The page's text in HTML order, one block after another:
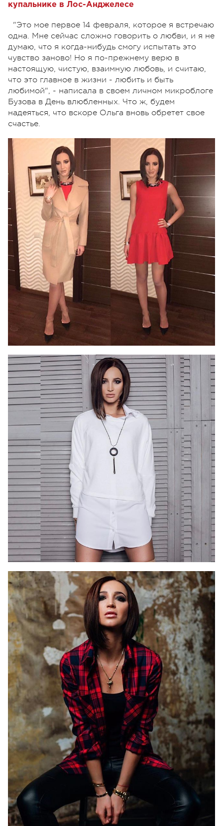
купальнике в Лос-Анджелесе
"Это мое первое 14 февраля, которое я встречаю
одна. Мне сейчас сложно говорить о любви, и я не
думаю, что я когда-нибудь смогу испытать это
чувство заново! Но я по-прежнему верю в
настоящую, чистую, взаимную любовь, и считаю,
что это главное в жизни - любить и быть
любимой", - написала в своем личном микроблоге
Бузова в День влюбленных. Что ж, будем
надеяться, что вскоре Ольга вновь обретет свое
счастье.